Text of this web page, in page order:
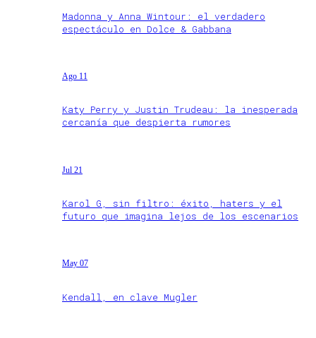
Madonna y Anna Wintour: el verdadero
espectáculo en Dolce & Gabbana
Ago 11
Katy Perry y Justin Trudeau: la inesperada
cercanía que despierta rumores
Jul 21
Karol G, sin filtro: éxito, haters y el
futuro que imagina lejos de los escenarios
May 07
Kendall, en clave Mugler